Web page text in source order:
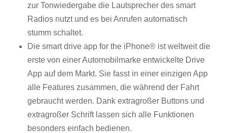
zur Tonwieder­gabe die Lautsprecher des smart
Radios nutzt und es bei Anrufen automatisch
stumm schaltet.
Die smart drive app for the iPhone® ist weltweit die
erste von einer Automobilmarke entwickelte Drive
App auf dem Markt. Sie fasst in einer einzigen App
alle Features zusammen, die während der Fahrt
gebraucht werden. Dank extragroßer Buttons und
extragroßer Schrift lassen sich alle Funktionen
besonders einfach bedienen.